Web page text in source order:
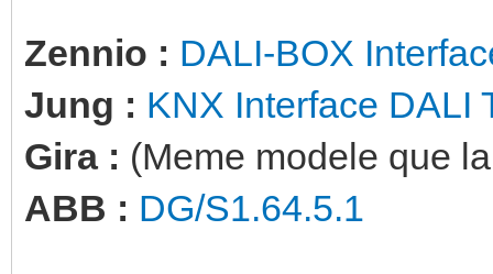
Zennio : DALI-BOX
Jung : KNX Interface DALI
Gira : (Meme modele que
ABB : DG/S1.64.5.1